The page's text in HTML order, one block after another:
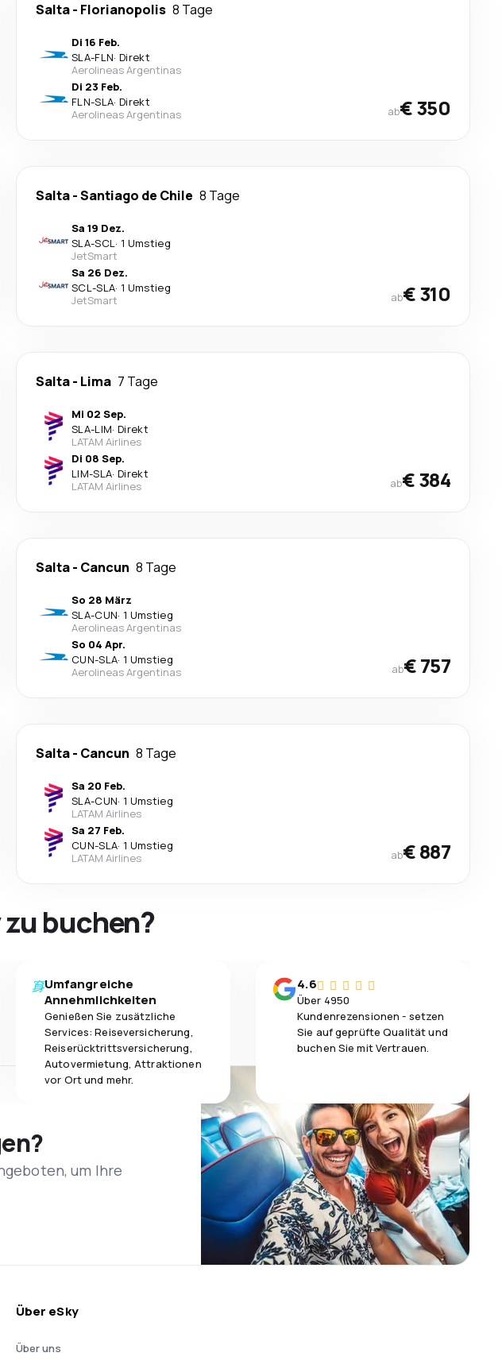
Salta- Florianopolis 8 Tage
Di 16 Feb.
SLA-FLN· Direkt
Aerolineas Argentinas
Di 23 Feb.
FLN-SLA· Direkt
Aerolineas Argentinas
ab€ 350
Salta-Santiago de Chile 8 Tage
Sa 19 Dez.
SLA-SCL· 1 Umstieg
JetSmart
Sa 26 Dez.
SCL-SLA· 1 Umstieg
JetSmart
ab€ 310
Salta- Lima 7 Tage
Mi 02 Sep.
SLA-LIM· Direkt
LATAM Airlines
Di 08 Sep.
LIM-SLA· Direkt
LATAM Airlines
ab€ 384
Salta- Cancun 8 Tage
So 28 März
SLA-CUN· 1 Umstieg
Aerolineas Argentinas
So 04 Apr.
CUN-SLA· 1 Umstieg
Aerolineas Argentinas
ab€ 757
Salta- Cancun 8 Tage
Sa 20 Feb.
SLA-CUN· 1 Umstieg
LATAM Airlines
Sa 27 Feb.
CUN-SLA· 1 Umstieg
LATAM Airlines
ab€ 887
buchen?
Umfangreiche
Annehmlichkeiten
Genießen Sie zusätzliche
Services: Reiseversicherung,
Reiserücktrittsversicherung,
Autovermietung, Attraktionen
vor Ort und mehr.
4.6
Über 4950
Kundenrezensionen - setzen
Sie auf geprüfte Qualität und
buchen Sie mit Vertrauen.
um Ihre
Über eSky
Über uns